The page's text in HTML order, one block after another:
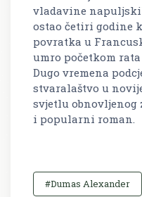
vladavine
ostao četiri godine
povratka u
umro početkom rata
Dugo vremena
stvaralaštvo u
svjetlu obnovljenog
i popularni roman.
#Dumas Alexander